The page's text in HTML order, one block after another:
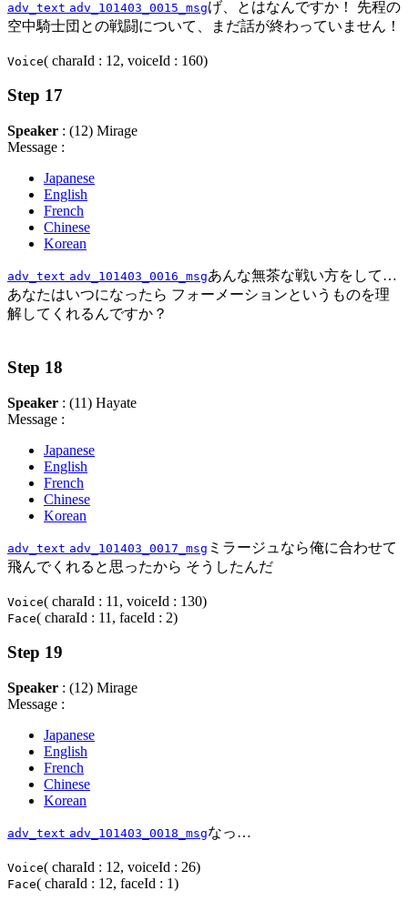
adv_text adv_101403_0015_msgげ、とはなんですか！ 先程の
空中騎士団との戦闘について、まだ話が終わっていません！
Voice( charaId : 12, voiceId : 160)
Step 17
Speaker : (12) Mirage
Message :
Japanese
English
French
Chinese
Korean
adv_text adv_101403_0016_msgあんな無茶な戦い方をして…
あなたはいつになったら フォーメーションというものを理
解してくれるんですか？
Step 18
Speaker : (11) Hayate
Message :
Japanese
English
French
Chinese
Korean
adv_text adv_101403_0017_msg ミラージュなら俺に合わせて
飛んでくれると思ったから そうしたんだ
Voice( charaId : 11, voiceId : 130)
Face( charaId : 11, faceId : 2)
Step 19
Speaker : (12) Mirage
Message :
Japanese
English
French
Chinese
Korean
adv_text adv_101403_0018_msgなっ…
Voice( charaId : 12, voiceId : 26)
Face( charaId : 12, faceId : 1)